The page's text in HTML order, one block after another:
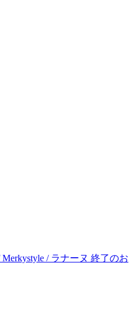
Merkystyle / ラナーヌ 終了のお